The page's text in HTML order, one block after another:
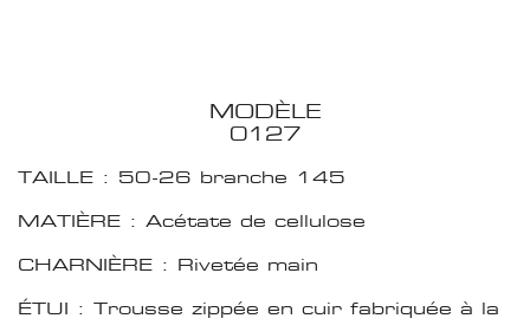
MODÈLE
0127
TAILLE : 50-26 branche 145
MATIÈRE : Acétate de cellulose
CHARNIÈRE : Rivetée main
ÉTUI : Trousse zippée en cuir fabriquée à la